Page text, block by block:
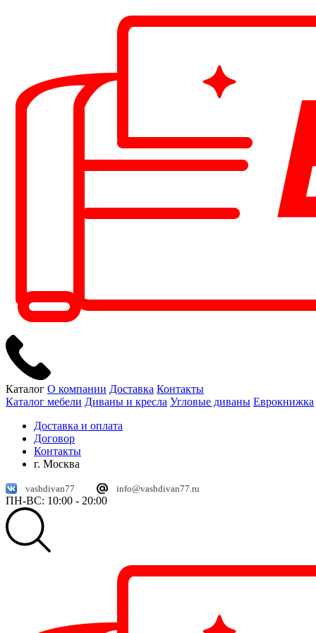
Каталог О компании Доставка Контакты
Каталог мебели Диваны и кресла Угловые диваны Еврокнижка
Доставка и оплата
Договор
Контакты
г. Москва
vashdivan77 info@vashdivan77.ru
ПН-ВС: 10:00 - 20:00